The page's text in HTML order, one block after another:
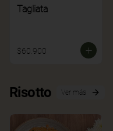
Tagliata
$60.900
Risotto Ver más